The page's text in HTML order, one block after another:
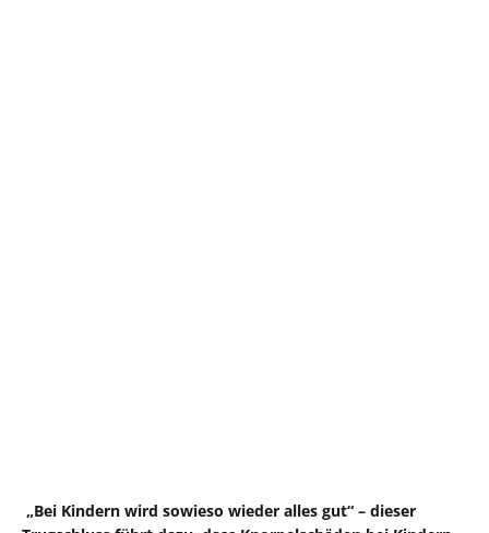
„Bei Kindern wird sowieso wieder alles gut“ – dieser